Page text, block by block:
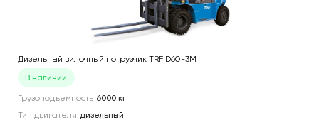
Дизельный вилочный погрузчик TRF D60-3M
В наличии
Грузоподъемность 6000 кг
Тип двигателя дизельный